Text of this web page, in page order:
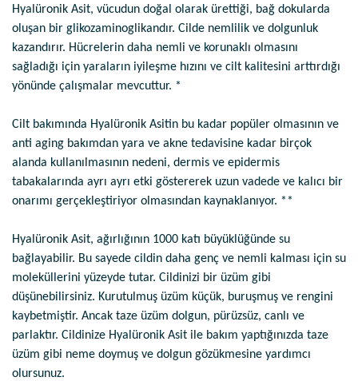
Hyalüronik Asit, vücudun doğal olarak ürettiği, bağ dokularda
oluşan bir glikozaminoglikandır. Cilde nemlilik ve dolgunluk
kazandırır. Hücrelerin daha nemli ve korunaklı olmasını
sağladığı için yaraların iyileşme hızını ve cilt kalitesini arttırdığı
yönünde çalışmalar mevcuttur. *
Cilt bakımında Hyalüronik Asitin bu kadar popüler olmasının ve
anti aging bakımdan yara ve akne tedavisine kadar birçok
alanda kullanılmasının nedeni, dermis ve epidermis
tabakalarında ayrı ayrı etki göstererek uzun vadede ve kalıcı bir
onarımı gerçekleştiriyor olmasından kaynaklanıyor. **
Hyalüronik Asit, ağırlığının 1000 katı büyüklüğünde su
bağlayabilir. Bu sayede cildin daha genç ve nemli kalması için su
moleküllerini yüzeyde tutar. Cildinizi bir üzüm gibi
düşünebilirsiniz. Kurutulmuş üzüm küçük, buruşmuş ve rengini
kaybetmiştir. Ancak taze üzüm dolgun, pürüzsüz, canlı ve
parlaktır. Cildinize Hyalüronik Asit ile bakım yaptığınızda taze
üzüm gibi neme doymuş ve dolgun gözükmesine yardımcı
olursunuz.